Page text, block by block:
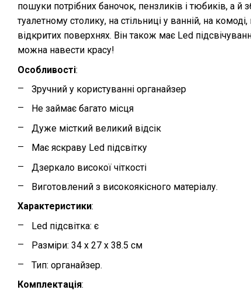
пошуки потрібних баночок, пензликів і тюбиків, а й
туалетному столику, на стільниці у ванній, на комоді,
відкритих поверхнях. Він також має Led
можна навести красу!
Особливості:
Зручний у користуванні органайзер
Не займає багато місця
Дуже місткий великий відсік
Має яскраву Led підсвітку
Дзеркало високої чіткості
Виготовлений з високоякісного матеріалу.
Характеристики:
Led підсвітка: є
Разміри: 34 х 27 х 38.5 см
Тип: органайзер.
Комплектація: